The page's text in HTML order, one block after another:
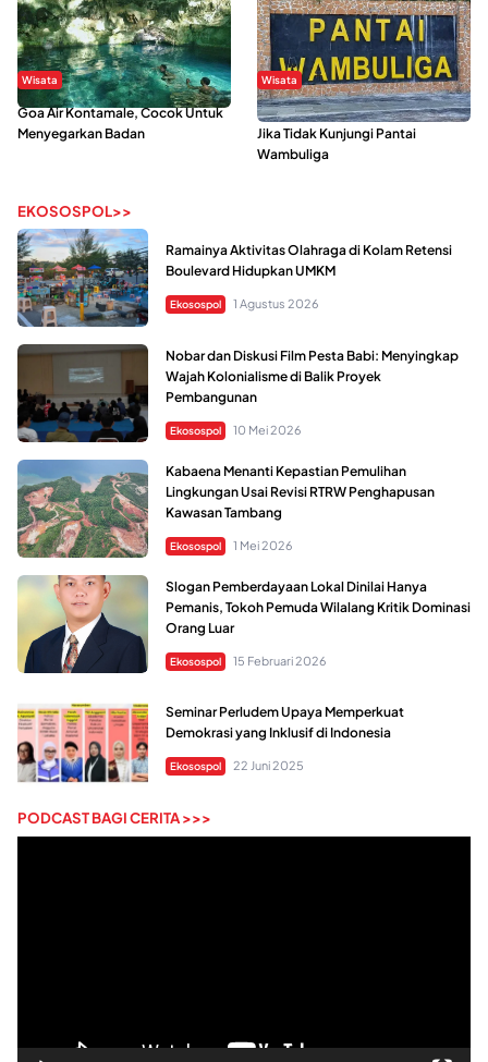
Wisata
Goa Air Kontamale, Cocok Untuk
Menyegarkan Badan
Wisata
Berkunjung Ke Wakatobi, Nyesal
Jika Tidak Kunjungi Pantai
Wambuliga
EKOSOSPOL>>
Ramainya Aktivitas Olahraga di Kolam Retensi
Boulevard Hidupkan UMKM
Ekosospol 1 Agustus 2026
Nobar dan Diskusi Film Pesta Babi: Menyingkap
Wajah Kolonialisme di Balik Proyek
Pembangunan
Ekosospol 10 Mei 2026
Kabaena Menanti Kepastian Pemulihan
Lingkungan Usai Revisi RTRW Penghapusan
Kawasan Tambang
Ekosospol 1 Mei 2026
Slogan Pemberdayaan Lokal Dinilai Hanya
Pemanis, Tokoh Pemuda Wilalang Kritik Dominasi
Orang Luar
Ekosospol 15 Februari 2026
Seminar Perludem Upaya Memperkuat
Demokrasi yang Inklusif di Indonesia
Ekosospol 22 Juni 2025
PODCAST BAGI CERITA >>>